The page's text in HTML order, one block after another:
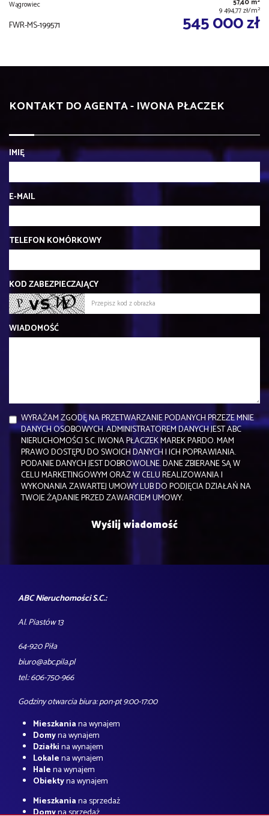
Wągrowiec 57,40 m
9 494,77 zł/m2
FWR-MS-199571 545 000 zł
KONTAKT DO AGENTA - IWONA PŁACZEK
IMIĘ
E-MAIL
TELEFON KOMÓRKOWY
KOD ZABEZPIECZAJĄCY
WIADOMOŚĆ
WYRAŻAM ZGODĘ NA PRZETWARZANIE PODANYCH PRZEZE MNIE
DANYCH OSOBOWYCH. ADMINISTRATOREM DANYCH JEST ABC
NIERUCHOMOŚCI S.C. IWONA PŁACZEK MAREK PARDO. MAM
PRAWO DOSTĘPU DO SWOICH DANYCH I ICH POPRAWIANIA.
PODANIE DANYCH JEST DOBROWOLNE. DANE ZBIERANE SĄ W
CELU MARKETINGOWYM ORAZ W CELU REALIZOWANIA I
WYKONANIA ZAWARTEJ UMOWY LUB DO PODJĘCIA DZIAŁAŃ NA
TWOJE ŻĄDANIE PRZED ZAWARCIEM UMOWY.
ABC Nieruchomości S.C.:
Al. Piastów 13
64-920 Piła
biuro@abc.pila.pl
tel.: 606-750-966
Godziny otwarcia biura: pon-pt 9:00-17:00
Mieszkaniana wynajem
Domyna wynajem
Działkina wynajem
Lokalena wynajem
Halena wynajem
Obiektyna wynajem
Mieszkaniana sprzedaż
Domyna sprzedaż